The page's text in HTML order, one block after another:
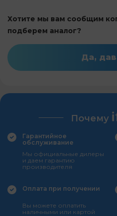
Хотите мы вам сообщим
подберем аналог?
Да,
Почему
Гарантийное
обслуживание
Мы официальные дилеры
и даем гарантию
производителя
Оплата при получении
Вы можете оплатить
наличными или картой